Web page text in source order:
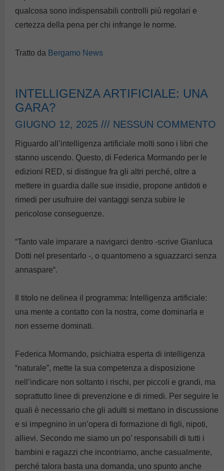
qualcosa sono indispensabili controlli più regolari e
certezza della pena per chi infrange le norme.
Tratto da Bergamo News
INTELLIGENZA ARTIFICIALE: UNA
GARA?
GIUGNO 12, 2025 NESSUN COMMENTO
Riguardo all’intelligenza artificiale molti sono i libri che
stanno uscendo. Questo, di Federica Mormando per le
edizioni RED, si distingue fra gli altri perché, oltre a
mettere in guardia dalle sue insidie, propone antidoti e
rimedi per usufruire dei vantaggi senza subire le
pericolose conseguenze.
“Tanto vale imparare a navigarci dentro -scrive Gianluca
Dotti nel presentarlo -, o quantomeno a sguazzarci senza
annaspare“.
Il titolo ne delinea il programma: Intelligenza artificiale:
una mente a contatto con la nostra, come dominarla e
non esserne dominati.
Federica Mormando, psichiatra esperta di intelligenza
“naturale”, mette la sua competenza a disposizione
nell’indicare non soltanto i rischi, per piccoli e grandi, ma
soprattutto linee di prevenzione e di rimedi. Per seguire le
quali è necessario che gli adulti si mettano in discussione
e si impegnino in un’opera di formazione di figli, nipoti,
allievi. Secondo me siamo un po’ responsabili di tutti i
bambini e ragazzi che incontriamo, anche casualmente,
perché talora basta una domanda, uno spunto anche